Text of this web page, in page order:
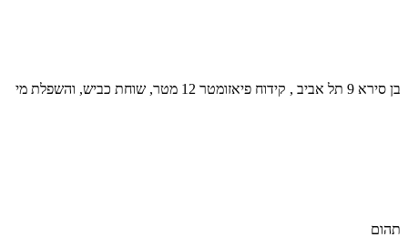
בן סירא 9 תל אביב , קידוח פיאזומטר 12 מטר, שוחת כביש, והשפלת מי
תהום